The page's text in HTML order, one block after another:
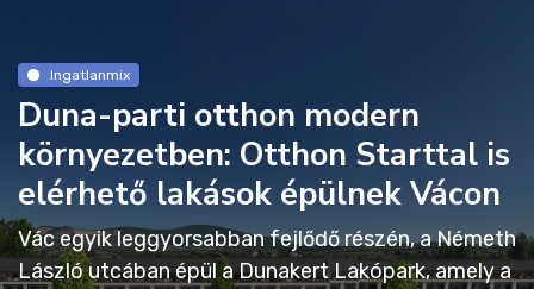
Ingatlanmix
Duna-parti otthon modern
környezetben: Otthon Starttal is
elérhető lakások épülnek Vácon
Vác egyik leggyorsabban fejlődő részén, a Németh
László utcában épül a Dunakert Lakópark, amely a